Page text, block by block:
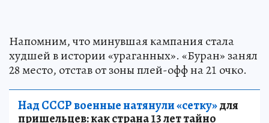
Напомним, что минувшая кампания стала
худшей в истории «ураганных». «Буран» занял
28 место, отстав от зоны плей-офф на 21 очко.
Над СССР военные натянули «сетку»для
пришельцев: как страна 13 лет тайно